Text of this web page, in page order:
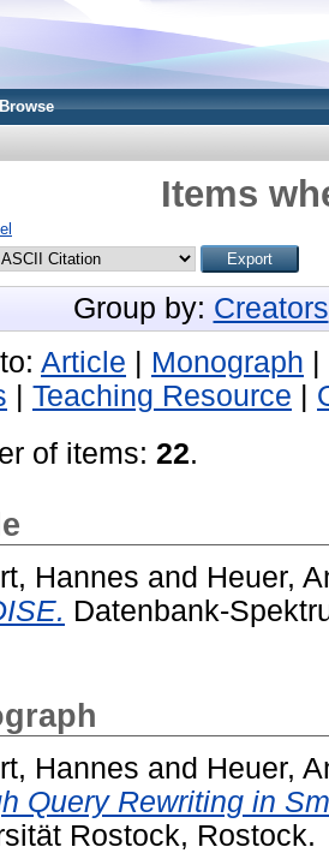
Browse
Items
Group by: Creators
Article Monograph
Teaching Resource
of items: 22.
Hannes and Heuer,
Datenbank-
Hannes and Heuer,
Query Rewriting in
Rostock, Rostock.